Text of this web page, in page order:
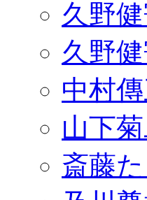
久野
久野
中村
山下
斎藤